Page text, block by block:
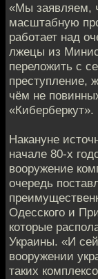
«Мы заявляем,
масштабную
работает над
лжецы из
переложить с
преступление,
чём не
«Киберберкут».
Накануне
начале 80-х
вооружение
очередь
Одесского и
которые
Украины. «И
вооружении
таких